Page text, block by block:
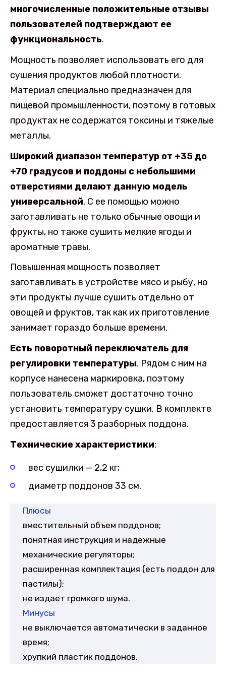
многочисленные положительные отзывы
пользователей подтверждают ее
функциональность.
Мощность позволяет использовать его для
сушения продуктов любой плотности.
Материал специально предназначен для
пищевой промышленности, поэтому в готовых
продуктах не содержатся токсины и тяжелые
металлы.
Широкий диапазон температур от +35 до
+70 градусов и поддоны с небольшими
отверстиями делают данную модель
универсальной. С ее помощью можно
заготавливать не только обычные овощи и
фрукты, но также сушить мелкие ягоды и
ароматные травы.
Повышенная мощность позволяет
заготавливать в устройстве мясо и рыбу, но
эти продукты лучше сушить отдельно от
овощей и фруктов, так как их приготовление
занимает гораздо больше времени.
Есть поворотный переключатель для
регулировки температуры. Рядом с ним на
корпусе нанесена маркировка, поэтому
пользователь сможет достаточно точно
установить температуру сушки. В комплекте
предоставляется 3 разборных поддона.
Технические характеристики:
вес сушилки — 2,2 кг;
диаметр поддонов 33 см.
Плюсы
вместительный объем поддонов;
понятная инструкция и надежные
механические регуляторы;
расширенная комплектация (есть поддон для
пастилы);
не издает громкого шума.
Минусы
не выключается автоматически в заданное
время;
хрупкий пластик поддонов.